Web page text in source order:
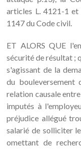
articles L. 4121-1
1147 du Code civil.
ET ALORS QUE
sécurité de résultat ;
s'agissant de la
du bouleversement
relation causale
imputés à
préjudice allégué
salarié de solliciter
omettant de